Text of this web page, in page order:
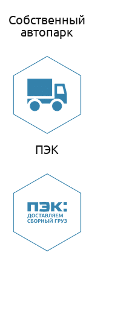
Собственный
автопарк
ПЭК